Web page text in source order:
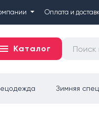
Оплата и
Каталог
Зимняя